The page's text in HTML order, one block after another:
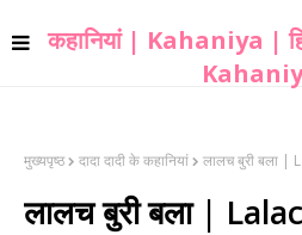
कहानियां | Kahaniya |
मुख्यपृष्ठ दादा दादी के कहानियां लालच बुरी बला
लालच बुरी बला |